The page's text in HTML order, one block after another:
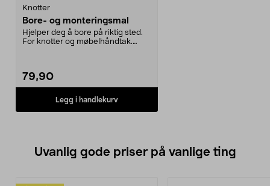
Knotter
Bore- og monteringsmal
Hjelper deg å bore på riktig sted.
For knotter og møbelhåndtak.
79,90
Legg i handlekurv
Uvanlig gode priser på vanlige ting